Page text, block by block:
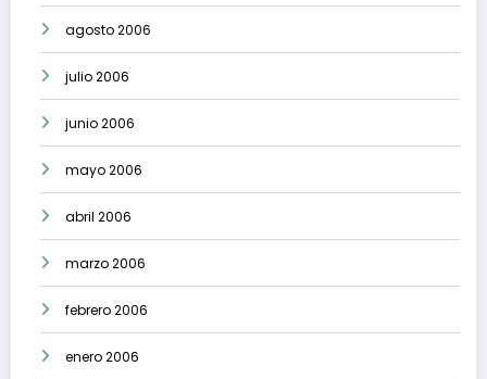
agosto 2006
julio 2006
junio 2006
mayo 2006
abril 2006
marzo 2006
febrero 2006
enero 2006